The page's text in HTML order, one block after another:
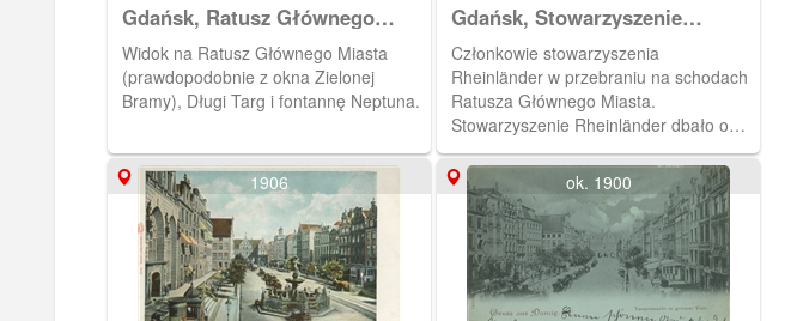
Gdańsk, Ratusz Głównego
Miasta
Widok na Ratusz Głównego Miasta
(prawdopodobnie z okna Zielonej
Bramy), Długi Targ i fontannę Neptuna.
Gdańsk, Stowarzyszenie
Rheinländer (Nadrenii)
Członkowie stowarzyszenia
Rheinländer w przebraniu na schodach
Ratusza Głównego Miasta.
Stowarzyszenie Rheinländer dbało o
zachowanie i utrzymywanie rytuałów
(Nadreńskich) obchodzenia karnawału.
Były to m.in. palenie słomianych kukieł,
toczenie płonącego koła z góry w dolinę
czy karnawałowa kąpiel na czczo w
celach zdrowotnych.
1906 ok. 1900